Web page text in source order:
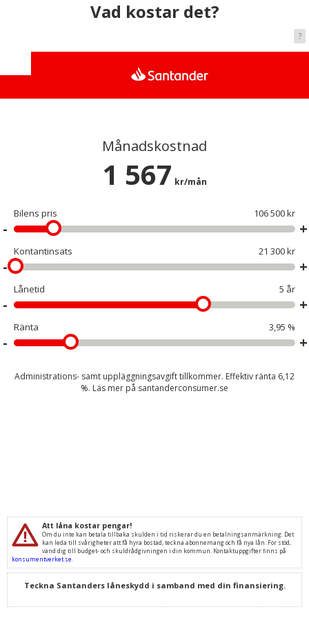
Vad kostar det?
Månadskostnad
1 567 kr/mån
106 500 kr
Bilens pris
21 300 kr
Kontantinsats
5 år
Lånetid
3,95 %
Ränta
Administrations- samt uppläggningsavgift tillkommer. Effektiv ränta 6,12
%. Läs mer på santanderconsumer.se
?
Att låna kostar pengar!
Om du inte kan betala tillbaka skulden i tid riskerar du en betalningsanmärkning. Det
kan leda till svårigheter att få hyra bostad, teckna abonnemang och få nya lån. För stöd,
vänd dig till budget- och skuldrådgivningen i din kommun. Kontaktuppgifter finns på
konsumentverket.se
Teckna Santanders låneskydd i samband med din finansiering.